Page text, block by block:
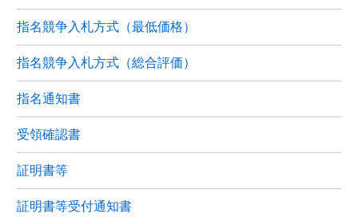
指名競争入札方式（最低価格）
指名競争入札方式（総合評価）
指名通知書
受領確認書
証明書等
証明書等受付通知書